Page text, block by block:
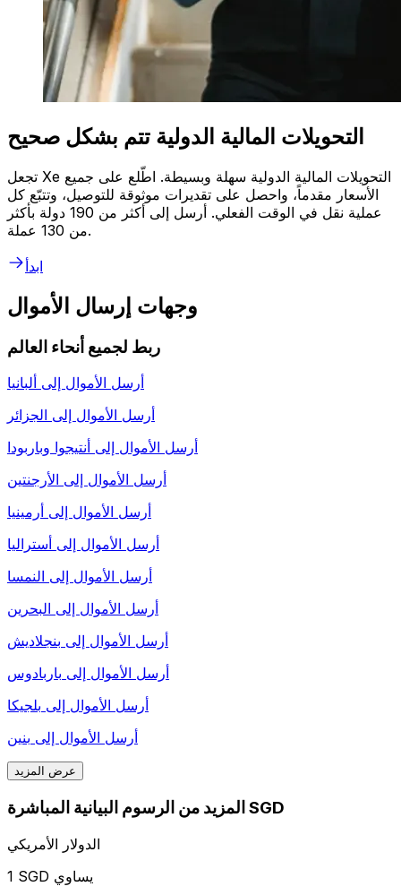
التحويلات المالية الدولية تتم بشكل صحيح
تجعل Xe التحويلات المالية الدولية سهلة وبسيطة. اطّلع على جميع
الأسعار مقدماً، واحصل على تقديرات موثوقة للتوصيل، وتتبّع كل
عملية نقل في الوقت الفعلي. أرسل إلى أكثر من 190 دولة بأكثر
من 130 عملة.
ابدأ
وجهات إرسال الأموال
ربط لجميع أنحاء العالم
أرسل الأموال إلى ألبانيا
أرسل الأموال إلى الجزائر
أرسل الأموال إلى أنتيجوا وباربودا
أرسل الأموال إلى الأرجنتين
أرسل الأموال إلى أرمينيا
أرسل الأموال إلى أستراليا
أرسل الأموال إلى النمسا
أرسل الأموال إلى البحرين
أرسل الأموال إلى بنجلاديش
أرسل الأموال إلى باربادوس
أرسل الأموال إلى بلجيكا
أرسل الأموال إلى بنين
عرض المزيد
المزيد من الرسوم البيانية المباشرة SGD
الدولار الأمريكي
1 SGD يساوي